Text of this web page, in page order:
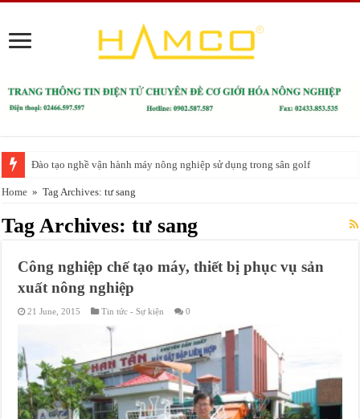
Đào tạo nghề vận hành máy nông nghiệp sử dụng trong sân golf
Home » Tag Archives: tư sang
Tag Archives:tư sang
Công nghiệp chế tạo máy, thiết bị phục vụ sản
xuất nông nghiệp
21 June, 2015 Tin tức - Sự kiện 0